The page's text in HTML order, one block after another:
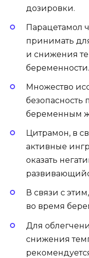
дозировки.
Парацетамол
принимать
и снижения
беременности.
Множество
беременным
Цитрамон, в
активные
оказать
В связи с
во время
Для
снижения